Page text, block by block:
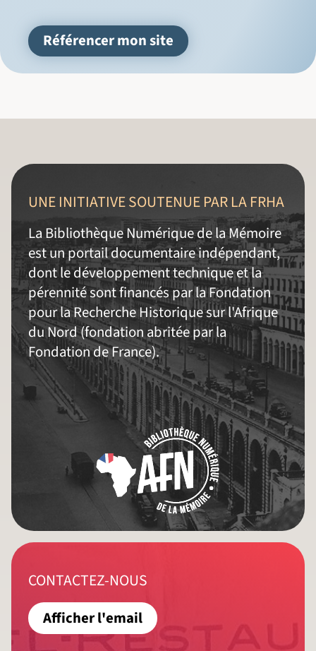
Référencer mon site
UNE INITIATIVE SOUTENUE PAR LA FRHA
La Bibliothèque Numérique de la Mémoire
est un portail documentaire indépendant,
dont le développement technique et la
pérennité sont financés par la Fondation
pour la Recherche Historique sur l'Afrique
du Nord (fondation abritée par la
Fondation de France).
CONTACTEZ-NOUS
Afficher l'email